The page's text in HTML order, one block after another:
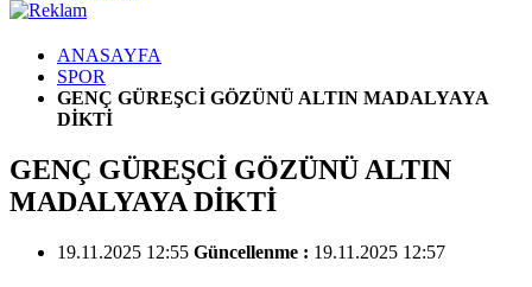
ANASAYFA
SPOR
GENÇ GÜREŞCİ GÖZÜNÜ ALTIN MADALYAYA
DİKTİ
GENÇ GÜREŞCİ GÖZÜNÜ ALTIN
MADALYAYA DİKTİ
19.11.2025 12:55 Güncellenme : 19.11.2025 12:57